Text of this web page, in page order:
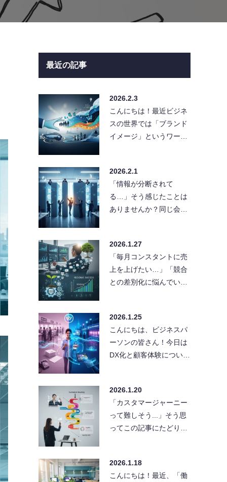
最近の記事
2026.2.3
こんにちは！最近ビジネ
スの世界では「ブランド
イメージ」というワード
言葉だけが先…
2026.2.1
「情報が分断されて
る…」そう感じたことは
ありませんか？同じ会社
同じ作業を何度…
2026.1.27
「毎月コンスタントに売
上を上げたい…」「競合
との差別化に悩んでい
必見です！今…
2026.1.25
こんにちは、ビジネスパ
ーソンの皆さん！今日は
DX化と顧客体験について
なきゃ」…
2026.1.20
「カスタマージャーニー
って難しそう...」そう思
ってこの記事にたどり着
グの成…
2026.1.18
こんにちは！最近、「働